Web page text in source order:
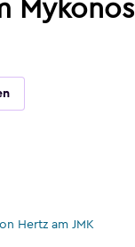
Mykonos
Hertz am JMK